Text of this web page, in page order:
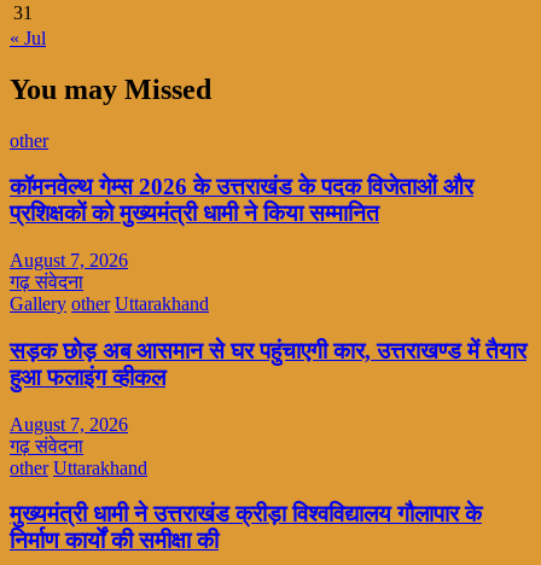
31
« Jul
You may Missed
other
कॉमनवेल्थ गेम्स 2026 के उत्तराखंड के पदक विजेताओं और
प्रशिक्षकों को मुख्यमंत्री धामी ने किया सम्मानित
August 7, 2026
गढ़ संवेदना
Gallery other Uttarakhand
सड़क छोड़ अब आसमान से घर पहुंचाएगी कार, उत्तराखण्ड में तैयार
हुआ फलाइंग व्हीकल
August 7, 2026
गढ़ संवेदना
other Uttarakhand
मुख्यमंत्री धामी ने उत्तराखंड क्रीड़ा विश्वविद्यालय गौलापार के
निर्माण कार्यों की समीक्षा की